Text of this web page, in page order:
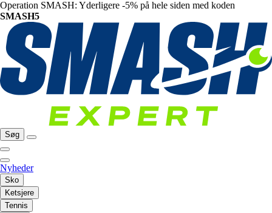
Operation SMASH: Yderligere -5% på hele siden med koden
SMASH5
Søg
Nyheder
Sko
Ketsjere
Tennis